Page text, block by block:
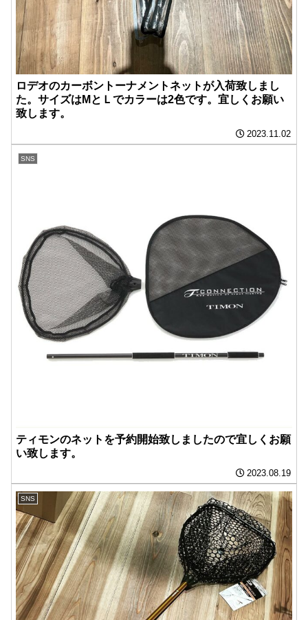
ロデオのカーボントーナメントネットが入荷致しまし
た。サイズはMとＬでカラーは2色です。宜しくお願い
致します。
2023.11.02
SNS
ティモンのネットを予約開始致しましたので宜しくお願
い致します。
2023.08.19
SNS